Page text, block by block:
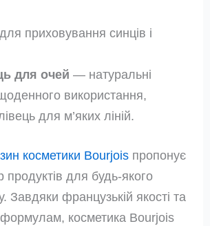
приховування синців і
для очей— натуральні
використання,
для м’яких ліній.
косметики Bourjois пропонує
продуктів для будь-якого
Завдяки французькій якості та
формулам, косметика Bourjois